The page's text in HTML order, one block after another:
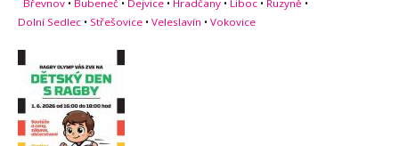
Břevnov • Bubeneč • Dejvice • Hradčany • Liboc • Ruzyně •
Dolní Sedlec • Střešovice • Veleslavín • Vokovice